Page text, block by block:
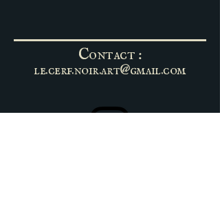
Contact :
le.cerf.noir.art@gmail.com